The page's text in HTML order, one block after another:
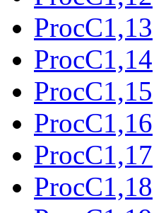
ProcC1,13
ProcC1,14
ProcC1,15
ProcC1,16
ProcC1,17
ProcC1,18